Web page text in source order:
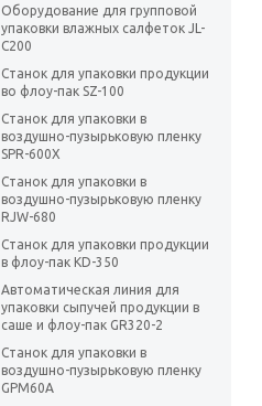
Оборудование для групповой
упаковки влажных салфеток JL-
C200
Станок для упаковки продукции
во флоу-пак SZ-100
Станок для упаковки в
воздушно-пузырьковую пленку
SPR-600X
Станок для упаковки в
воздушно-пузырьковую пленку
RJW-680
Станок для упаковки продукции
в флоу-пак KD-350
Автоматическая линия для
упаковки сыпучей продукции в
саше и флоу-пак GR320-2
Станок для упаковки в
воздушно-пузырьковую пленку
GPM60A